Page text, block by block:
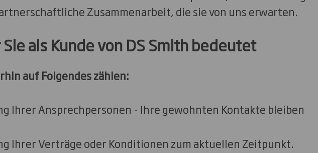
Zusammenarbeit, die sie von uns erwarten.
als Kunde von DS Smith bedeutet
auf Folgendes zählen:
Ihrer Ansprechpersonen - Ihre gewohnten Kontakte bleiben
Ihrer Verträge oder Konditionen zum aktuellen Zeitpunkt.